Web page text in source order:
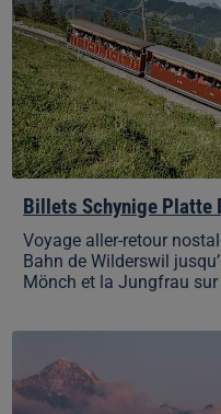
Billets Schynige Platte
Voyage aller-retour
Bahn de Wilderswil
Mönch et la Jungfrau
Voyages
gourmands
Schynige
Platte